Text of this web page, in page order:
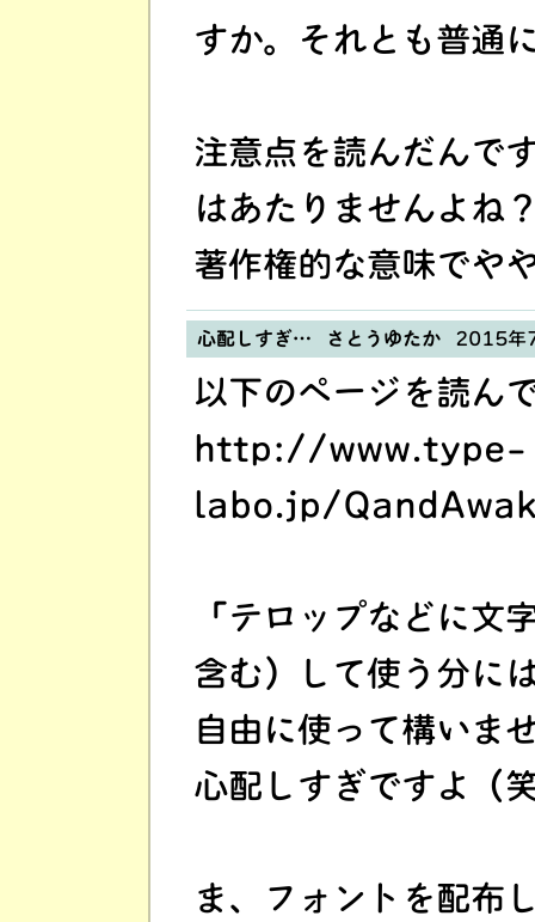
すか。それとも普通
注意点を読んだんで
はあたりませんよね
著作権的な意味でや
心配しすぎ… さとうゆたか 2015年
以下のページを読ん
http://www.type-
labo.jp/
「テロップなどに文
含む）して使う分に
自由に使って構いま
心配しすぎですよ（
ま、フォントを配布